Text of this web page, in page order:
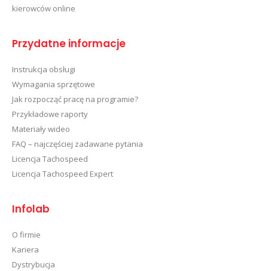
kierowców online
Przydatne informacje
Instrukcja obsługi
Wymagania sprzętowe
Jak rozpocząć pracę na programie?
Przykładowe raporty
Materiały wideo
FAQ – najczęściej zadawane pytania
Licencja Tachospeed
Licencja Tachospeed Expert
Infolab
O firmie
Kariera
Dystrybucja